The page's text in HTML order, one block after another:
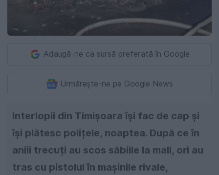
Adaugă-ne ca sursă preferată în Google
Urmărește-ne pe Google News
Interlopii din Timișoara își fac de cap și
își plătesc polițele, noaptea. După ce în
aniii trecuți au scos săbiile la mall, ori au
tras cu pistolul în mașinile rivale,